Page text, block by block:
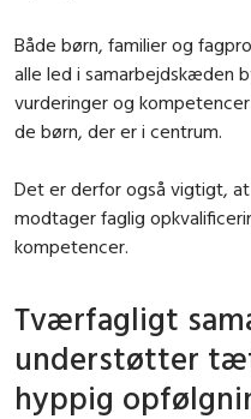
Både børn, familier og
alle led i samarbejdskæden
vurderinger og
de børn, der er i centrum.
Det er derfor også vigtigt,
modtager faglig
kompetencer.
Tværfagligt
understøtter
hyppig